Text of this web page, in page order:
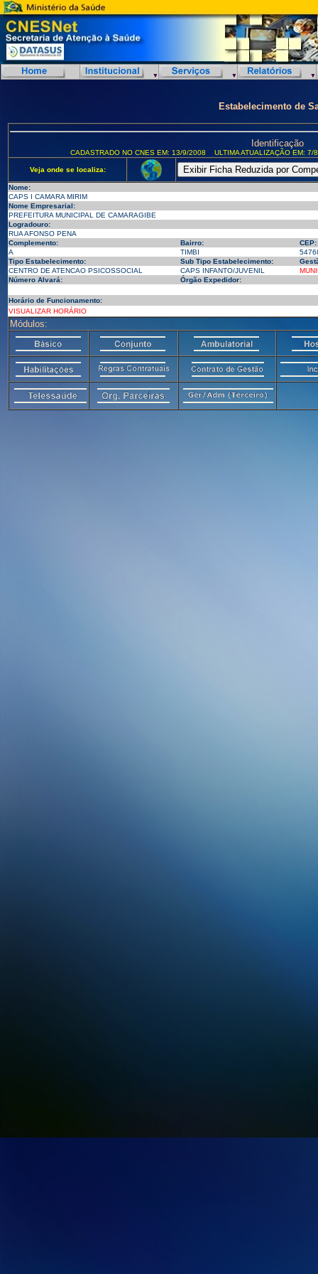
Estabelecimento de
Identificação
CADASTRADO NO CNES EM: 13/9/2008 ULTIMA ATUALIZAÇÃO EM:
Veja onde se localiza:
Nome:
CAPS I CAMARA MIRIM
Nome Empresarial:
PREFEITURA MUNICIPAL DE CAMARAGIBE
Logradouro:
RUA AFONSO PENA
Complemento:
Bairro:
CEP:
A
TIMBI
Tipo Estabelecimento:
Sub Tipo Estabelecimento:
CENTRO DE ATENCAO PSICOSSOCIAL
CAPS INFANTO/JUVENIL
Número Alvará:
Órgão Expedidor:
Horário de Funcionamento:
VISUALIZAR HORÁRIO
Módulos: